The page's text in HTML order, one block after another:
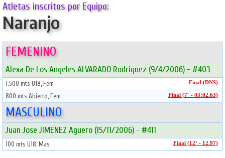
Atletas inscritos por Equipo:
Naranjo
FEMENINO
Alexa De Los Angeles ALVARADO Rodriguez (9/4/2006) - #403
1.500 mts U18, Fem Final (DNS)
800 mts Abierto, Fem Final (7° - 03:02.63)
MASCULINO
Juan Jose JIMENEZ Aguero (15/11/2006) - #411
100 mts U18, Mas Final (12° - 12.97)